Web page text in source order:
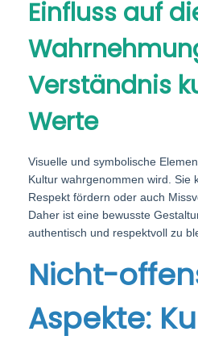
Einfluss auf
Verständnis
Werte
Visuelle und symbolische
Kultur wahrgenommen wird. Sie
Respekt fördern oder auch
Daher ist eine bewusste
authentisch und respektvoll zu
Nicht-
Aspekte: